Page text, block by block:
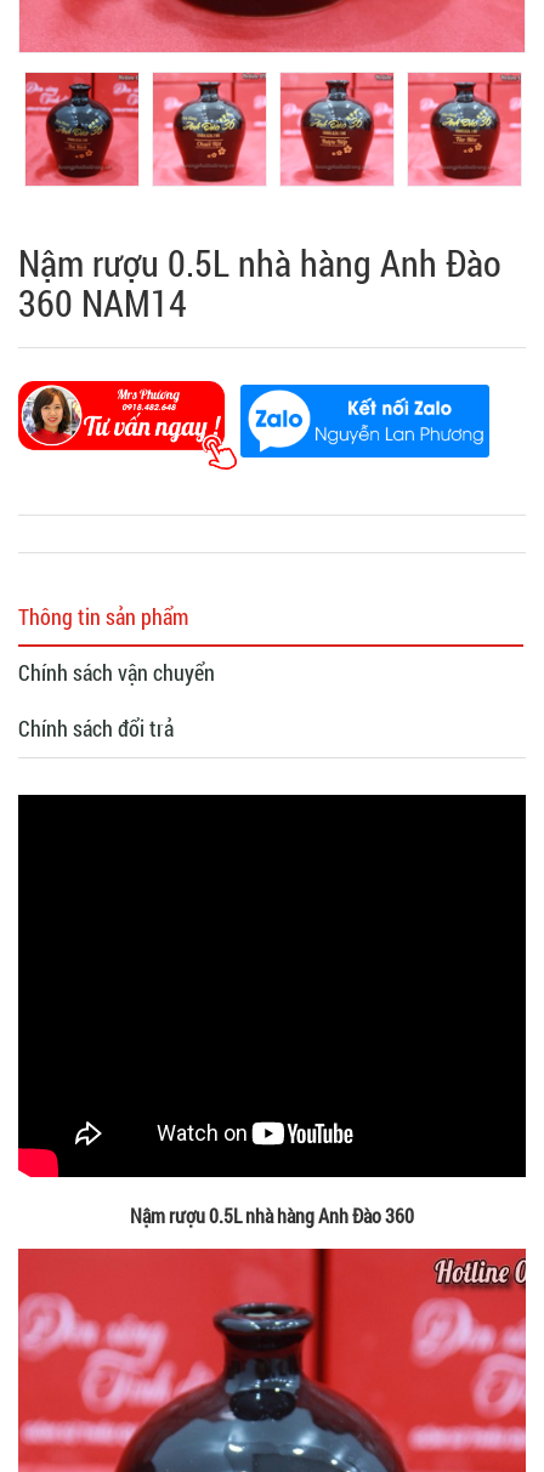
Nậm rượu 0.5L nhà hàng Anh Đào
360 NAM14
Thông tin sản phẩm
Chính sách vận chuyển
Chính sách đổi trả
Nậm rượu 0.5L nhà hàng Anh Đào 360